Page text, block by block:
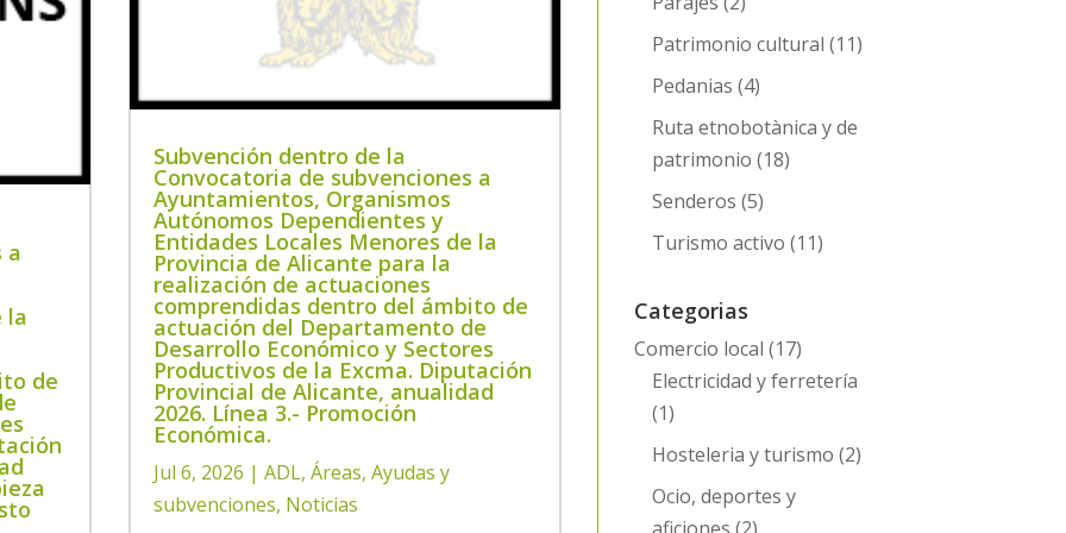
a
la
de
Subvención dentro de la
Convocatoria de subvenciones a
Ayuntamientos, Organismos
Autónomos Dependientes y
Entidades Locales Menores de la
Provincia de Alicante para la
realización de actuaciones
comprendidas dentro del ámbito de
actuación del Departamento de
Desarrollo Económico y Sectores
Productivos de la Excma. Diputación
Provincial de Alicante, anualidad
2026. Línea 3.- Promoción
Económica.
Jul 6, 2026 | ADL, Áreas, Ayudas y
subvenciones, Noticias
Patrimonio cultural (11)
Pedanias (4)
Ruta etnobotànica y de
patrimonio (18)
Senderos (5)
Turismo activo (11)
Categorias
Comercio local (17)
Electricidad y ferretería
(1)
Hosteleria y turismo (2)
Ocio, deportes y